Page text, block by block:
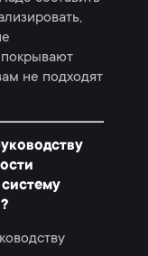
не подходят